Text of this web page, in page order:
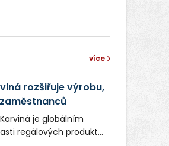
více
rozšiřuje výrobu,
je globálním
regálových produktů